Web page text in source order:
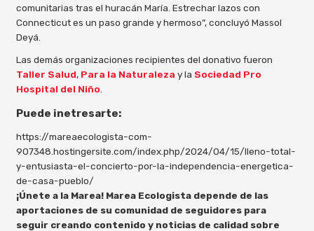
comunitarias tras el huracán María. Estrechar lazos con
Connecticut es un paso grande y hermoso”, concluyó Massol
Deyá.
Las demás organizaciones recipientes del donativo fueron
Taller Salud, Para la Naturaleza y la Sociedad Pro
Hospital del Niño.
Puede inetresarte:
https://mareaecologista-com-
907348.hostingersite.com/index.php/2024/04/15/lleno-total-
y-entusiasta-el-concierto-por-la-independencia-energetica-
de-casa-pueblo/
¡Únete a la Marea! Marea Ecologista depende de las
aportaciones de su comunidad de seguidores para
seguir creando contenido y noticias de calidad sobre